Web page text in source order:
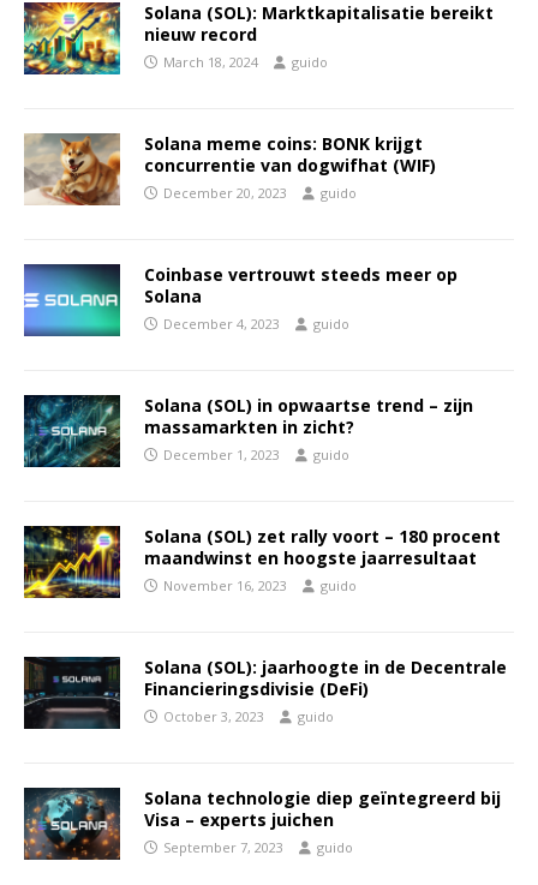
Solana (SOL): Marktkapitalisatie bereikt
nieuw record
March 18, 2024 guido
Solana meme coins: BONK krijgt
concurrentie van dogwifhat (WIF)
December 20, 2023 guido
Coinbase vertrouwt steeds meer op
Solana
December 4, 2023 guido
Solana (SOL) in opwaartse trend – zijn
massamarkten in zicht?
December 1, 2023 guido
Solana (SOL) zet rally voort – 180 procent
maandwinst en hoogste jaarresultaat
November 16, 2023 guido
Solana (SOL): jaarhoogte in de Decentrale
Financieringsdivisie (DeFi)
October 3, 2023 guido
Solana technologie diep geïntegreerd bij
Visa – experts juichen
September 7, 2023 guido